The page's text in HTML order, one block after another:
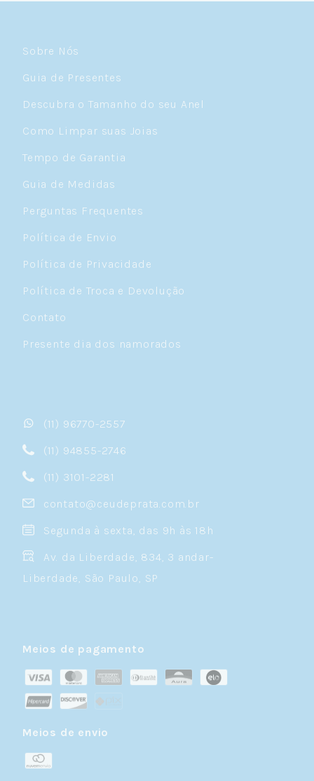
Sobre Nós
Guia de Presentes
Descubra o Tamanho do seu Anel
Como Limpar suas Joias
Tempo de Garantia
Guia de Medidas
Perguntas Frequentes
Política de Envio
Política de Privacidade
Política de Troca e Devolução
Contato
Presente dia dos namorados
(11) 96770-2557
(11) 94855-2746
(11) 3101-2281
contato@ceudeprata.com.br
Segunda à sexta, das 9h às 18h
Av. da Liberdade, 834, 3 andar-
Liberdade, São Paulo, SP
Meios de pagamento
Meios de envio